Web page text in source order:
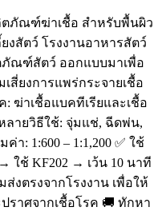
ตภัณฑ์ฆ่าเชื้อ สำหรับพื้นผิว
งสัตว์ โรงงานอาหารสัตว์
ภัณฑ์สัตว์ ออกแบบมาเพื่อ
สี่ยงการแพร่กระจายเชื้อ
ฆ่าเชื้อแบคทีเรียและเชื้อ
ลายวิธีใช้: จุ่มแช่, ฉีดพ่น,
า: 1:600 – 1:1,200 ✅ ใช้
ใช้ KF202 → เว้น 10 นาที
งตรงจากโรงงาน เพื่อให้
าศจากเชื้อโรค 🚚 ทักหา